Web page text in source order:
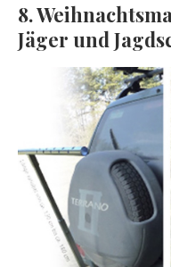
8.
Jäger und